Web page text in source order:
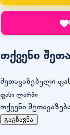
თქვენი
შეთავაზებული
ფასი ლარში
თქვენი
გაგზავნა